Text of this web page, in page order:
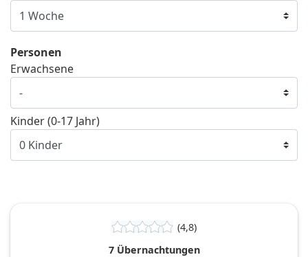
Personen
Erwachsene
Kinder (0-17 Jahr)
(4,8)
7 Übernachtungen